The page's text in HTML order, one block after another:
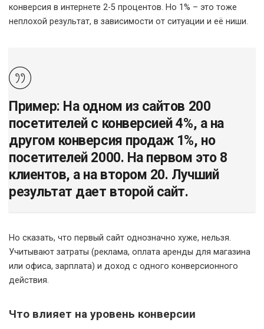
конверсия в интернете 2-5 процентов. Но 1% – это тоже
неплохой результат, в зависимости от ситуации и её ниши.
Пример: На одном из сайтов 200
посетителей с конверсией 4%, а на
другом конверсия продаж 1%, но
посетителей 2000. На первом это 8
клиентов, а на втором 20. Лучший
результат дает второй сайт.
Но сказать, что первый сайт однозначно хуже, нельзя.
Учитывают затраты (реклама, оплата аренды для магазина
или офиса, зарплата) и доход с одного конверсионного
действия.
Что влияет на уровень конверсии